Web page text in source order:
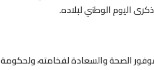
اليوم الوطني لبلاده.
الصحة والسعادة لفخامته، ولحكومة